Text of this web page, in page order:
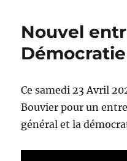
portugais
Nouvel
Ce samedi 23 Avril
Bouvier pour un
général et la